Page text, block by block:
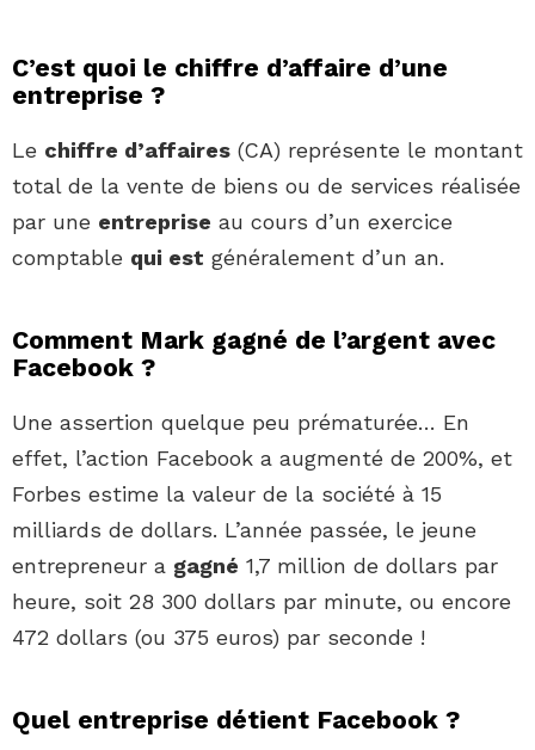
C’est quoi le chiffre d’affaire d’une
entreprise ?
Le chiffre d’affaires (CA) représente le montant
total de la vente de biens ou de services réalisée
par une entreprise au cours d’un exercice
comptable qui est généralement d’un an.
Comment Mark gagné de l’argent avec
Facebook ?
Une assertion quelque peu prématurée… En
effet, l’action Facebook a augmenté de 200%, et
Forbes estime la valeur de la société à 15
milliards de dollars. L’année passée, le jeune
entrepreneur a gagné 1,7 million de dollars par
heure, soit 28 300 dollars par minute, ou encore
472 dollars (ou 375 euros) par seconde !
Quel entreprise détient Facebook ?